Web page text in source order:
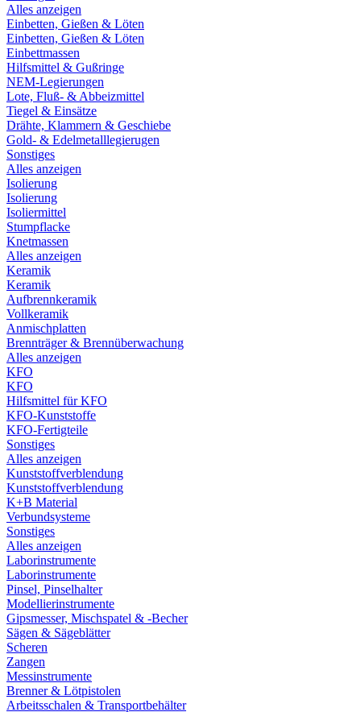
Alles anzeigen
Einbetten, Gießen & Löten
Einbetten, Gießen & Löten
Einbettmassen
Hilfsmittel & Gußringe
NEM-Legierungen
Lote, Fluß- & Abbeizmittel
Tiegel & Einsätze
Drähte, Klammern & Geschiebe
Gold- & Edelmetalllegierugen
Sonstiges
Alles anzeigen
Isolierung
Isolierung
Isoliermittel
Stumpflacke
Knetmassen
Alles anzeigen
Keramik
Keramik
Aufbrennkeramik
Vollkeramik
Anmischplatten
Brennträger & Brennüberwachung
Alles anzeigen
KFO
KFO
Hilfsmittel für KFO
KFO-Kunststoffe
KFO-Fertigteile
Sonstiges
Alles anzeigen
Kunststoffverblendung
Kunststoffverblendung
K+B Material
Verbundsysteme
Sonstiges
Alles anzeigen
Laborinstrumente
Laborinstrumente
Pinsel, Pinselhalter
Modellierinstrumente
Gipsmesser, Mischspatel & -Becher
Sägen & Sägeblätter
Scheren
Zangen
Messinstrumente
Brenner & Lötpistolen
Arbeitsschalen & Transportbehälter